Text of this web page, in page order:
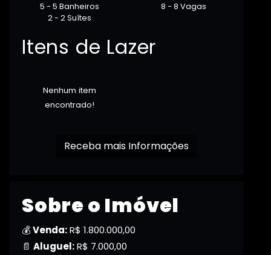
5 - 5 Banheiros
2 - 2 Suítes
8 - 8 Vagas
Itens de Lazer
Nenhum item
encontrado!
Receba mais Informações
Sobre o Imóvel
💰Venda:R$ 1.800.000,00
📄 Aluguel:R$ 7.000,00